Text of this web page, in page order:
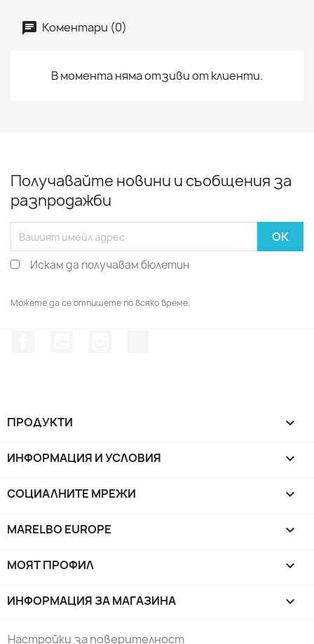
Коментари (0)
В момента няма отзиви от клиенти.
Получавайте новини и съобщения за
разпродажби
Искам да получавам бюлетин
Можете да се отпишете по всяко време.
ПРОДУКТИ 
ИНФОРМАЦИЯ И УСЛОВИЯ 
СОЦИАЛНИТЕ МРЕЖИ 
MARELBO EUROPE 
МОЯТ ПРОФИЛ 
ИНФОРМАЦИЯ ЗА МАГАЗИНА keyboard_arrow_down
Настройки за поверителност